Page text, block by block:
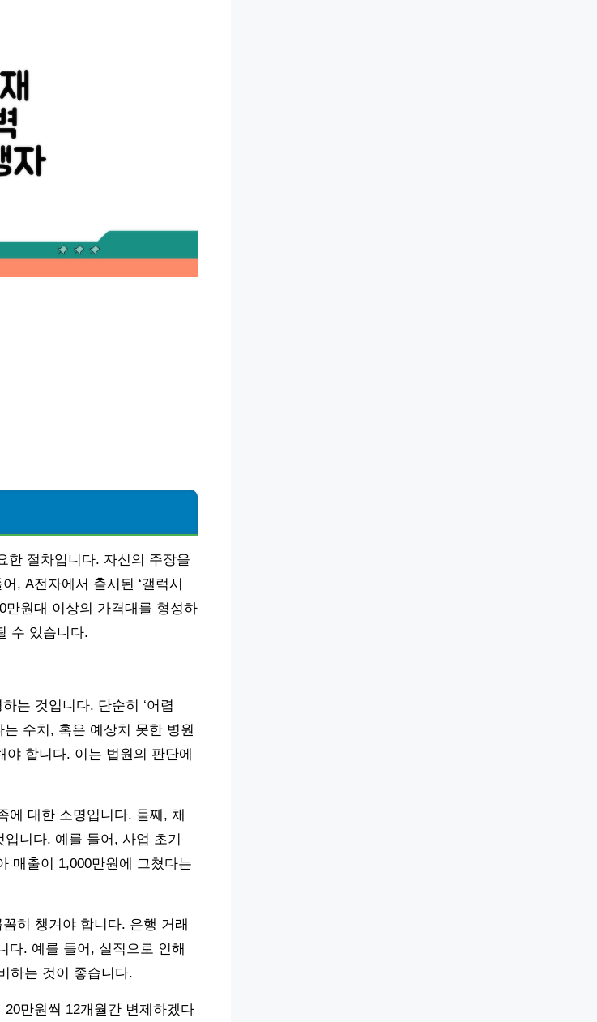
한 절차입니다. 자신의 주장을
, A전자에서 출시된 ‘갤럭시
만원대 이상의 가격대를 형성하
수 있습니다.
는 것입니다. 단순히 ‘어렵
수치, 혹은 예상치 못한 병원
합니다. 이는 법원의 판단에
에 대한 소명입니다. 둘째, 채
니다. 예를 들어, 사업 초기
매출이 1,000만원에 그쳤다는
히 챙겨야 합니다. 은행 거래
다. 예를 들어, 실직으로 인해
하는 것이 좋습니다.
만원씩 12개월간 변제하겠다